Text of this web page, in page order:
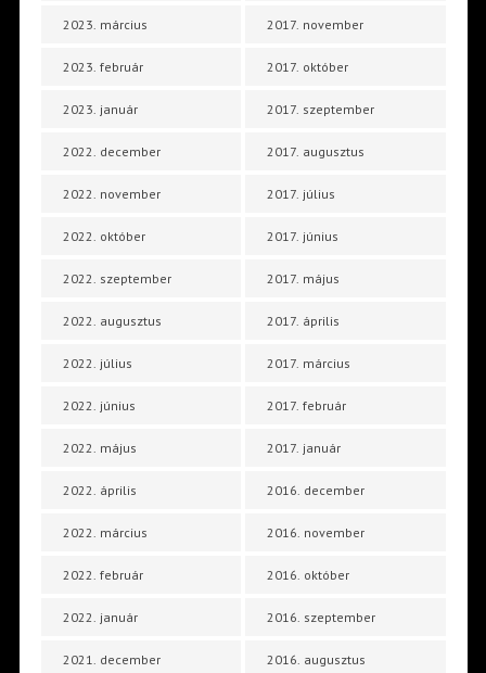
2023. március
2023. február
2023. január
2022. december
2022. november
2022. október
2022. szeptember
2022. augusztus
2022. július
2022. június
2022. május
2022. április
2022. március
2022. február
2022. január
2021. december
2017. november
2017. október
2017. szeptember
2017. augusztus
2017. július
2017. június
2017. május
2017. április
2017. március
2017. február
2017. január
2016. december
2016. november
2016. október
2016. szeptember
2016. augusztus